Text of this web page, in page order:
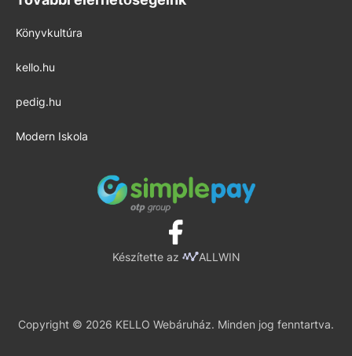
Könyvkultúra
kello.hu
pedig.hu
Modern Iskola
Készítette az ALLWIN
Copyright © 2026 KELLO Webáruház. Minden jog fenntartva.